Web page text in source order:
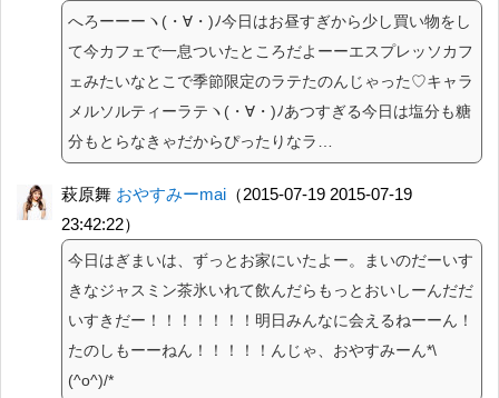
へろーーーヽ(・∀・)ﾉ今日はお昼すぎから少し買い物をし
て今カフェで一息ついたところだよーーエスプレッソカフ
ェみたいなとこで季節限定のラテたのんじゃった♡キャラ
メルソルティーラテヽ(・∀・)ﾉあつすぎる今日は塩分も糖
分もとらなきゃだからぴったりなラ…
萩原舞 おやすみーmai （2015-07-19 2015-07-19
23:42:22）
今日はぎまいは、ずっとお家にいたよー。まいのだーいす
きなジャスミン茶氷いれて飲んだらもっとおいしーんだだ
いすきだー！！！！！！！明日みんなに会えるねーーん！
たのしもーーねん！！！！！んじゃ、おやすみーん*\
(^o^)/*